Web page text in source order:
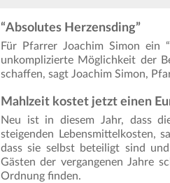
“Absolutes Herzensding”
Für Pfarrer Joachim Simon ein
unkomplizierte Möglichkeit der
schaffen, sagt Joachim Simon,
Mahlzeit kostet jetzt einen
Neu ist in diesem Jahr, dass
steigenden Lebensmittelkosten,
dass sie selbst beteiligt sind
Gästen der vergangenen Jahre
Ordnung finden.